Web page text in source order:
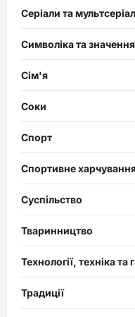
Серіали та
Символіка та значення
Сім'я
Соки
Спорт
Спортивне
Суспільство
Тваринництво
Технології, техніка та
Традиції